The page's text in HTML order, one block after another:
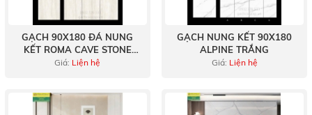
GẠCH 90X180 ĐÁ NUNG
KẾT ROMA CAVE STONE
VÀNG
Giá: Liện hệ
GẠCH NUNG KẾT 90X180
ALPINE TRẮNG
Giá: Liện hệ